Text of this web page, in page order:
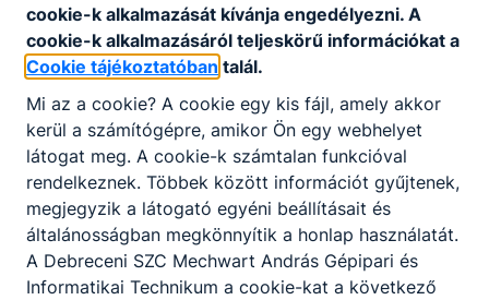
cookie-k alkalmazását kívánja engedélyezni. A
cookie-k alkalmazásáról teljeskörű információkat a
Cookie tájékoztatóban talál.
Mi az a cookie? A cookie egy kis fájl, amely akkor
kerül a számítógépre, amikor Ön egy webhelyet
látogat meg. A cookie-k számtalan funkcióval
rendelkeznek. Többek között információt gyűjtenek,
megjegyzik a látogató egyéni beállításait és
általánosságban megkönnyítik a honlap használatát.
A Debreceni SZC Mechwart András Gépipari és
Informatikai Technikum a cookie-kat a következő